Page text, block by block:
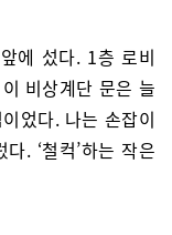
에 섰다. 1층 로비
비상계단 문은 늘
었다. 나는 손잡이
. ‘철컥’하는 작은